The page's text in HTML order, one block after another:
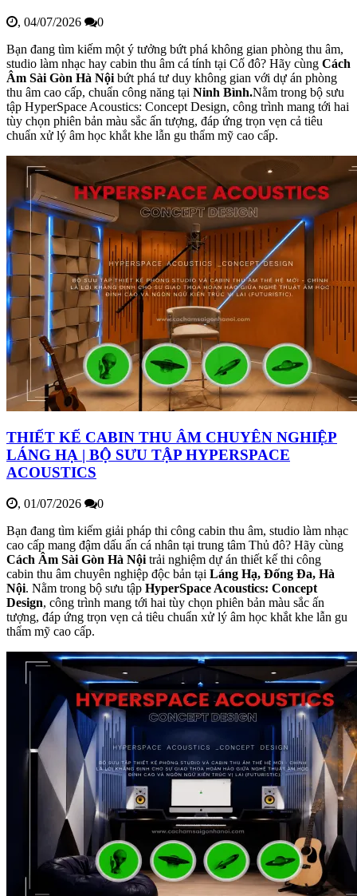
, 04/07/2026
0
Bạn đang tìm kiếm một ý tưởng bứt phá không gian phòng thu âm,
studio làm nhạc hay cabin thu âm cá tính tại Cố đô? Hãy cùng Cách
Âm Sài Gòn Hà Nội bứt phá tư duy không gian với dự án phòng
thu âm cao cấp, chuẩn công năng tại Ninh Bình.Nằm trong bộ sưu
tập HyperSpace Acoustics: Concept Design, công trình mang tới hai
tùy chọn phiên bản màu sắc ấn tượng, đáp ứng trọn vẹn cả tiêu
chuẩn xử lý âm học khắt khe lẫn gu thẩm mỹ cao cấp.
THIẾT KẾ CABIN THU ÂM CHUYÊN NGHIỆP
LÁNG HẠ | BỘ SƯU TẬP HYPERSPACE
ACOUSTICS
, 01/07/2026
0
Bạn đang tìm kiếm giải pháp thi công cabin thu âm, studio làm nhạc
cao cấp mang đậm dấu ấn cá nhân tại trung tâm Thủ đô? Hãy cùng
Cách Âm Sài Gòn Hà Nội trải nghiệm dự án thiết kế thi công
cabin thu âm chuyên nghiệp độc bản tại Láng Hạ, Đống Đa, Hà
Nội. Nằm trong bộ sưu tập HyperSpace Acoustics: Concept
Design, công trình mang tới hai tùy chọn phiên bản màu sắc ấn
tượng, đáp ứng trọn vẹn cả tiêu chuẩn xử lý âm học khắt khe lẫn gu
thẩm mỹ cao cấp.